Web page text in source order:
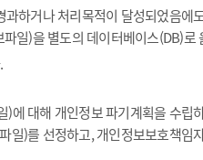
하거나 처리목적이 달성되었음에
일)을 별도의 데이터베이스(DB)
에 대해 개인정보 파기계획을 수립
일)를 선정하고, 개인정보보호책임